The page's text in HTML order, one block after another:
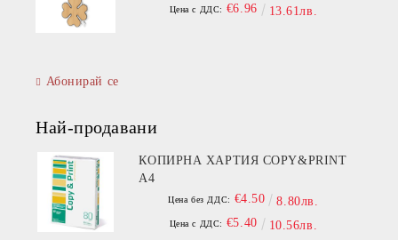
Цена с ДДС: €6.96 13.61лв.
Абонирай се
Най-продавани
КОПИРНА ХАРТИЯ COPY&PRINT
A4
Цена без ДДС: €4.50 8.80лв.
Цена с ДДС: €5.40 10.56лв.